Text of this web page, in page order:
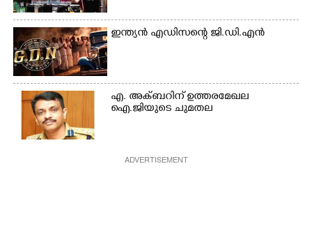
ഇന്ത്യൻ എഡിസന്റെ ജി.ഡി.എൻ
എ. അക്ബറിന് ഉത്തരമേഖല
ഐ.ജിയുടെ ചുമതല
ADVERTISEMENT